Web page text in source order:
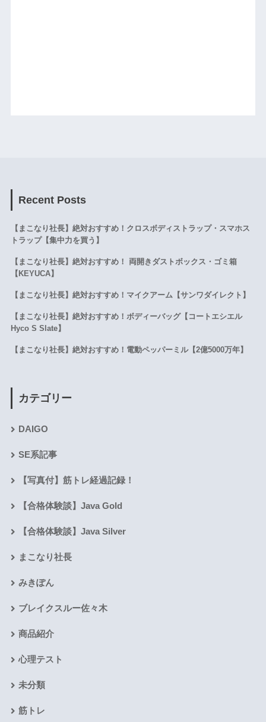
Recent Posts
【まこなり社長】絶対おすすめ！クロスボディストラップ・スマホス
トラップ【集中力を買う】
【まこなり社長】絶対おすすめ！ 両開きダストボックス・ゴミ箱
【KEYUCA】
【まこなり社長】絶対おすすめ！マイクアーム【サンワダイレクト】
【まこなり社長】絶対おすすめ！ボディーバッグ【コートエシエル
Hyco S Slate】
【まこなり社長】絶対おすすめ！電動ペッパーミル【2億5000万年】
カテゴリー
DAIGO
SE系記事
【写真付】筋トレ経過記録！
【合格体験談】Java Gold
【合格体験談】Java Silver
まこなり社長
みきぽん
ブレイクスルー佐々木
商品紹介
心理テスト
未分類
筋トレ